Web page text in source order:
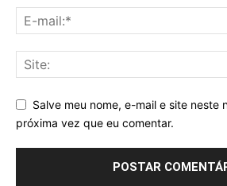
Salve meu nome, e-mail e site neste
próxima vez que eu comentar.